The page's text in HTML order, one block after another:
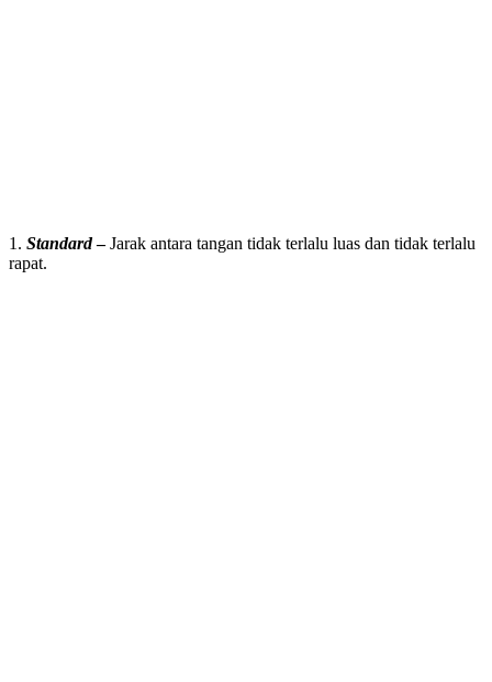
1. Standard–Jarak antara tangan tidak terlalu luas dan tidak terlalu
rapat.